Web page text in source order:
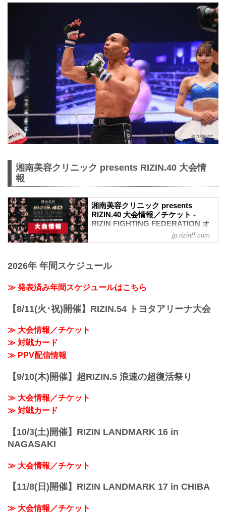
湘南美容クリニック presents RIZIN.40 大会情
報
湘南美容クリニック presents
RIZIN.40 大会情報／チケット -
RIZIN FIGHTING FEDERATION オ
チケット
完売いたしました。
【Trailer】湘南美容クリニック presents
RIZIN.40 in さいたまスーパーアリーナ
2022年12月31日（土）12:00開場 / 14:00
開始
jp.rizinff.com
2026年 年間スケジュール
≫ 発表済み年間スケジュールはこちら
【8/11(火･祝)開催】RIZIN.54 トヨタアリーナ大会
≫ 大会情報／チケット
≫ 対戦カード
≫ PPV配信情報
【9/10(木)開催】超RIZIN.5 浪速の超復活祭り
≫ 大会情報／チケット
≫ 対戦カード
【10/3(土)開催】RIZIN LANDMARK 16 in
NAGASAKI
≫ 大会情報／チケット
【11/8(日)開催】RIZIN LANDMARK 17 in CHIBA
≫ 大会情報／チケット